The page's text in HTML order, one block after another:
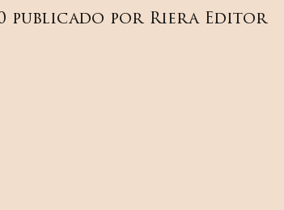
publicado por Riera Editor